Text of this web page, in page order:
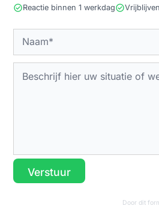
check_circleReactie binnen 1 werkdagcheck_circle
Verstuur
Door dit